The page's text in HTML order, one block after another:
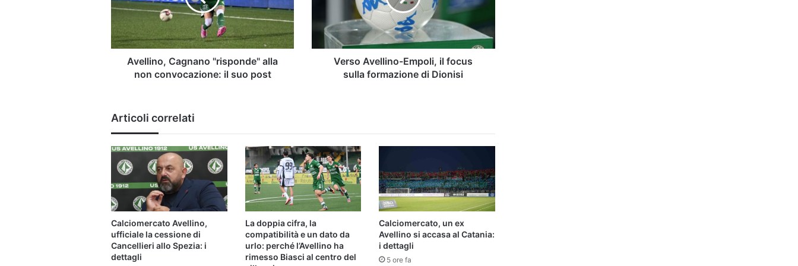
convocazione:
suo
post
Avellino, Cagnano "risponde" alla
non convocazione: il suo post
formazione
Dionisi
Verso Avellino-Empoli, il focus
sulla formazione di Dionisi
Articoli correlati
Calciomercato Avellino,
ufficiale la cessione di
Cancellieri allo Spezia: i
dettagli
La doppia cifra, la
compatibilità e un dato da
urlo: perché l’Avellino ha
rimesso Biasci al centro del
Calciomercato, un ex
Avellino si accasa al Catania:
i dettagli
5 ore fa